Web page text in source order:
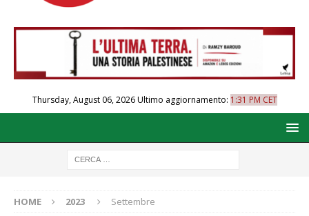
Thursday, August 06, 2026Ultimo aggiornamento: 1:31 PM CET
HOME 2023 Settembre